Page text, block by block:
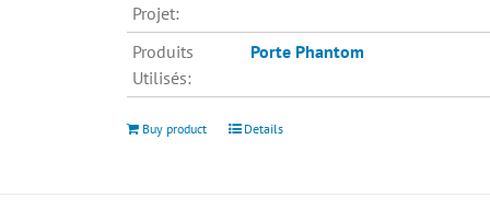
Projet:
Produits
Utilisés:
Porte Phantom
Buy product Details